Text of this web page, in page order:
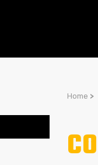
Home >